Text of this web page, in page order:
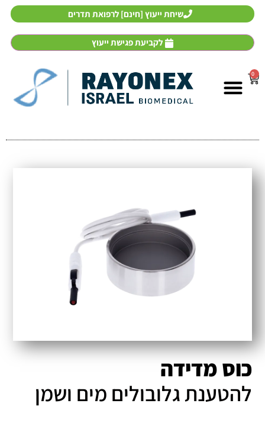
שיחת ייעוץ [חינם] לרפואת תדרים
לקביעת פגישת ייעוץ
0
כוס מדידה
להטענת גלובולים מים ושמן